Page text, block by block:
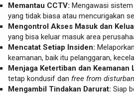
Memantau CCTV: Mengawasi
yang tidak biasa atau mencurigakan
Mengontrol Akses Masuk dan
yang bisa keluar masuk area
Mencatat Setiap Insiden:
keamanan, baik itu pelanggaran,
Menjaga Ketertiban dan Keamanan
tetap kondusif dan free from
Mengambil Tindakan Darurat: Siap